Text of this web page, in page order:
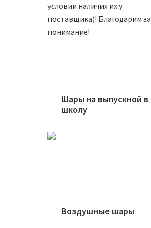
условии наличия их у
поставщика)! Благодарим за
понимание!
Шары на выпускной в
школу
Воздушные шары